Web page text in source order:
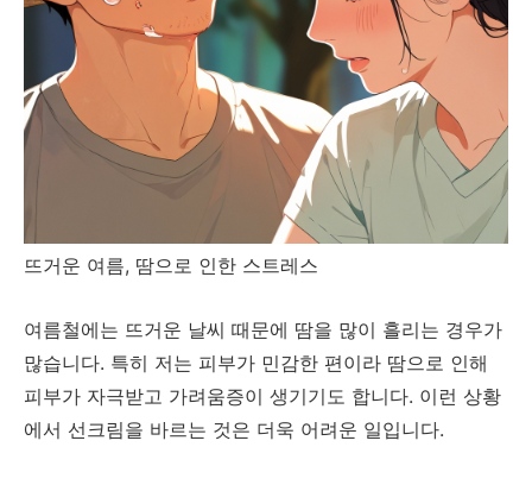
뜨거운 여름, 땀으로 인한 스트레스
여름철에는 뜨거운 날씨 때문에 땀을 많이 흘리는 경우가
많습니다. 특히 저는 피부가 민감한 편이라 땀으로 인해
피부가 자극받고 가려움증이 생기기도 합니다. 이런 상황
에서 선크림을 바르는 것은 더욱 어려운 일입니다.